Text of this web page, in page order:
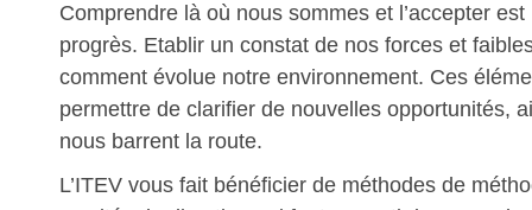
Comprendre là où nous sommes et l’accepter
progrès. Etablir un constat de nos forces et
comment évolue notre environnement. Ces
permettre de clarifier de nouvelles opportunités,
nous barrent la route.
L’ITEV vous fait bénéficier de méthodes de